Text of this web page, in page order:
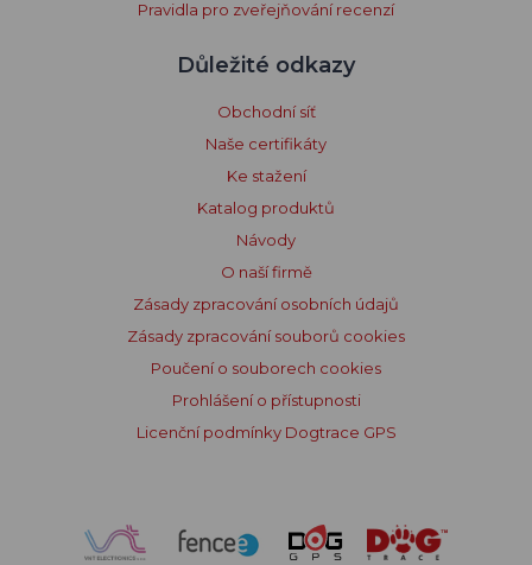
Pravidla pro zveřejňování recenzí
Důležité odkazy
Obchodní síť
Naše certifikáty
Ke stažení
Katalog produktů
Návody
O naší firmě
Zásady zpracování osobních údajů
Zásady zpracování souborů cookies
Poučení o souborech cookies
Prohlášení o přístupnosti
Licenční podmínky Dogtrace GPS